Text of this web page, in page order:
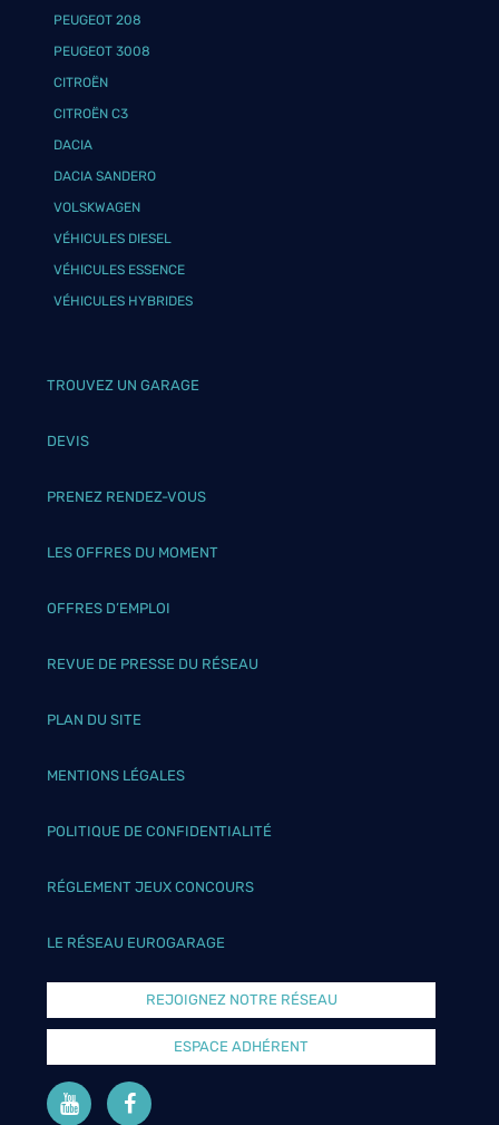
PEUGEOT 208
PEUGEOT 3008
CITROËN
CITROËN C3
DACIA
DACIA SANDERO
VOLSKWAGEN
VÉHICULES DIESEL
VÉHICULES ESSENCE
VÉHICULES HYBRIDES
TROUVEZ UN GARAGE
DEVIS
PRENEZ RENDEZ-VOUS
LES OFFRES DU MOMENT
OFFRES D’EMPLOI
REVUE DE PRESSE DU RÉSEAU
PLAN DU SITE
MENTIONS LÉGALES
POLITIQUE DE CONFIDENTIALITÉ
RÉGLEMENT JEUX CONCOURS
LE RÉSEAU EUROGARAGE
REJOIGNEZ NOTRE RÉSEAU
ESPACE ADHÉRENT